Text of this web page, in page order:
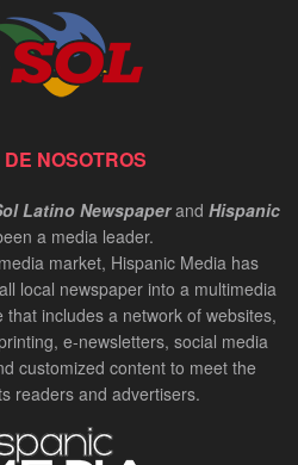
NOSOTROS
Latino Newspaperand Hispanic
a media leader.
market, Hispanic Media has
local newspaper into a multimedia
includes a network of websites,
e-newsletters, social media
customized content to meet the
readers and advertisers.